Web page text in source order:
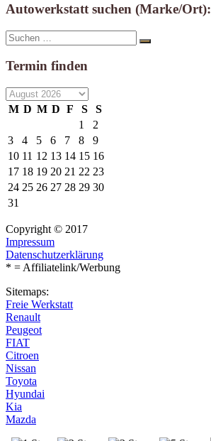
Autowerkstatt suchen (Marke/Ort):
Suche
nach:
Suchen
Termin finden
M D M D F S
S
1
2
3
4 5 6 7 8
9
10 11 12 13 14 15 16
17 18 19 20 21 22 23
24 25 26 27 28 29 30
31
Copyright © 2017
Impressum
Datenschutzerklärung
* = Affiliatelink/Werbung
Sitemaps:
Freie Werkstatt
Renault
Peugeot
FIAT
Citroen
Nissan
Toyota
Hyundai
Kia
Mazda